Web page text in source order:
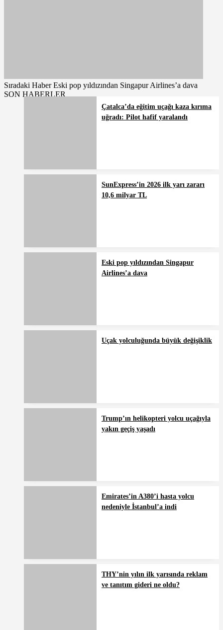
Sıradaki Haber Eski pop yıldızından Singapur Airlines’a dava
SON HABERLER
Çatalca’da eğitim uçağı kaza kırıma
uğradı: Pilot hafif yaralandı
SunExpress’in 2026 ilk yarı zararı
10,6 milyar TL
Eski pop yıldızından Singapur
Airlines’a dava
Uçak yolculuğunda büyük değişiklik
Trump’ın helikopteri yolcu uçağıyla
yakın geçiş yaşadı
Emirates’in A380’i hasta yolcu
nedeniyle İstanbul’a indi
THY’nin yılın ilk yarısında reklam
ve tanıtım gideri ne oldu?